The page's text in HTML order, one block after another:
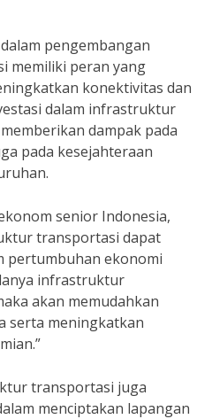
pengembangan
memiliki peran yang
konektivitas dan
dalam infrastruktur
dampak pada
pada kesejahteraan
senior Indonesia,
transportasi dapat
pertumbuhan ekonomi
infrastruktur
akan memudahkan
serta meningkatkan
transportasi juga
menciptakan lapangan